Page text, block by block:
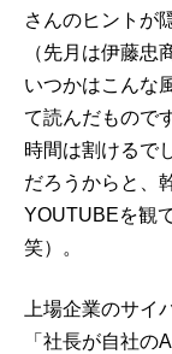
さんのヒントが
（先月は伊藤忠
いつかはこんな
て読んだもので
時間は割けるで
だろうからと、
YOUTUBEを観
笑）。
上場企業のサイ
「社長が自社